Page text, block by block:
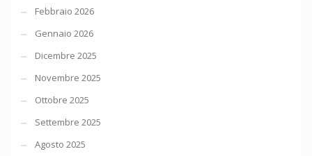
Febbraio 2026
Gennaio 2026
Dicembre 2025
Novembre 2025
Ottobre 2025
Settembre 2025
Agosto 2025